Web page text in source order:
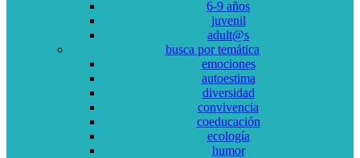
6-9 años
juvenil
adult@s
busca por temática
emociones
autoestima
diversidad
convivencia
coeducación
ecología
humor